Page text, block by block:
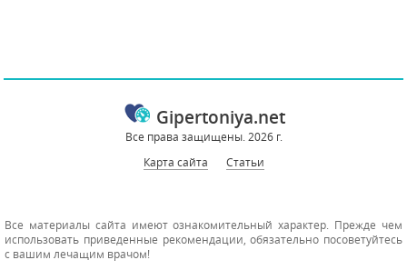
Gipertoniya.net
Все права защищены. 2026 г.
Карта сайта
Статьи
Все материалы сайта имеют ознакомительный характер. Прежде чем
использовать приведенные рекомендации, обязательно посоветуйтесь
с вашим лечащим врачом!